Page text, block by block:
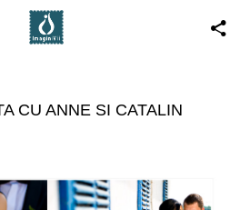
CU ANNE SI CATALIN